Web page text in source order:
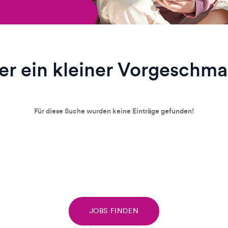
ein kleiner
Für diese Suche wurden keine Einträge gefunden!
JOBS FINDEN